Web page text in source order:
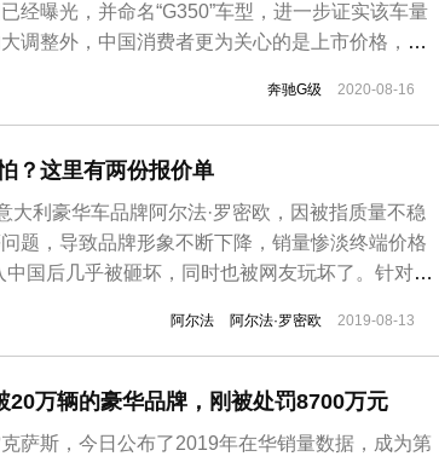
经曝光，并命名“G350”车型，进一步证实该车量
调整外，中国消费者更为关心的是上市价格，毕
计该车的官方指导价不低，同时由于市场火热程
奔驰G级 2020-08-16
？这里有两份报价单
大利豪华车品牌阿尔法·罗密欧，因被指质量不稳
题，导致品牌形象不断下降，销量惨淡终端价格
中国后几乎被砸坏，同时也被网友玩坏了。针对阿
车的病”或是“直到修车的时候，才知道你如此的尊
费用是不...
阿尔法 阿尔法·罗密欧 2019-08-13
20万辆的豪华品牌，刚被处罚8700万元
萨斯，今日公布了2019年在华销量数据，成为第